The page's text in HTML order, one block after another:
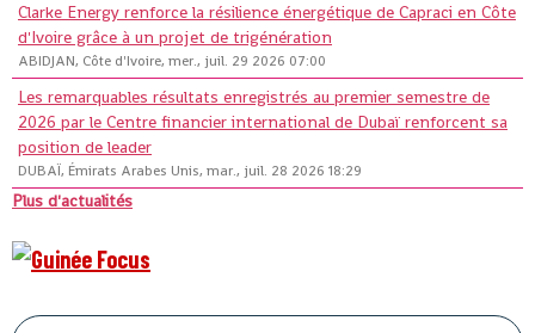
Clarke Energy renforce la résilience énergétique de Capraci en Côte
d'Ivoire grâce à un projet de trigénération
ABIDJAN, Côte d'Ivoire, mer., juil. 29 2026 07:00
Les remarquables résultats enregistrés au premier semestre de
2026 par le Centre financier international de Dubaï renforcent sa
position de leader
DUBAÏ, Émirats Arabes Unis, mar., juil. 28 2026 18:29
Plus d'actualités